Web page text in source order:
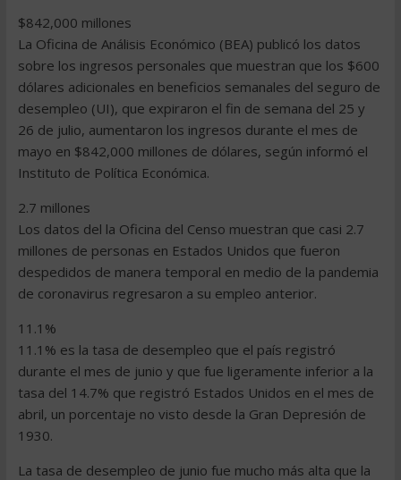
$842,000 millones
La Oficina de Análisis Económico (BEA) publicó los datos
sobre los ingresos personales que muestran que los $600
dólares adicionales en beneficios semanales del seguro de
desempleo (UI), que expiraron el fin de semana del 25 y
26 de julio, aumentaron los ingresos durante el mes de
mayo en $842,000 millones de dólares, según informó el
Instituto de Política Económica.
2.7 millones
Los datos del la Oficina del Censo muestran que casi 2.7
millones de personas en Estados Unidos que fueron
despedidos de manera temporal en medio de la pandemia
de coronavirus regresaron a su empleo anterior.
11.1%
11.1% es la tasa de desempleo que el país registró
durante el mes de junio y que fue ligeramente inferior a la
tasa del 14.7% que registró Estados Unidos en el mes de
abril, un porcentaje no visto desde la Gran Depresión de
1930.
La tasa de desempleo de junio fue mucho más alta que la